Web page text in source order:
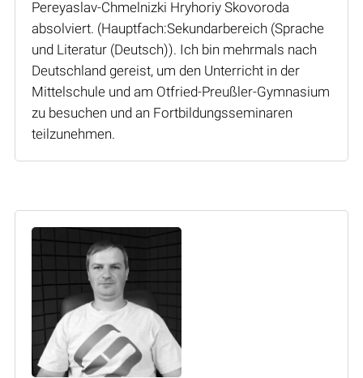
Pereyaslav-Chmelnizki Hryhoriy Skovoroda
absolviert. (Hauptfach:Sekundarbereich (Sprache
und Literatur (Deutsch)). Ich bin mehrmals nach
Deutschland gereist, um den Unterricht in der
Mittelschule und am Otfried-Preußler-Gymnasium
zu besuchen und an Fortbildungsseminaren
teilzunehmen.